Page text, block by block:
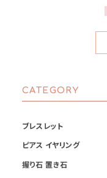
CATEGORY
ブレスレット
ピアス イヤリング
握り石 置き石